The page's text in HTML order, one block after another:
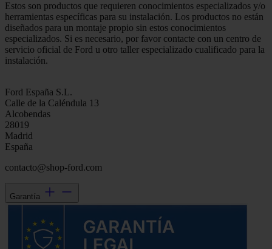
Estos son productos que requieren conocimientos especializados y/o
herramientas específicas para su instalación. Los productos no están
diseñados para un montaje propio sin estos conocimientos
especializados. Si es necesario, por favor contacte con un centro de
servicio oficial de Ford u otro taller especializado cualificado para la
instalación.
Ford España S.L.
Calle de la Caléndula 13
Alcobendas
28019
Madrid
España
contacto@shop-ford.com
Garantía